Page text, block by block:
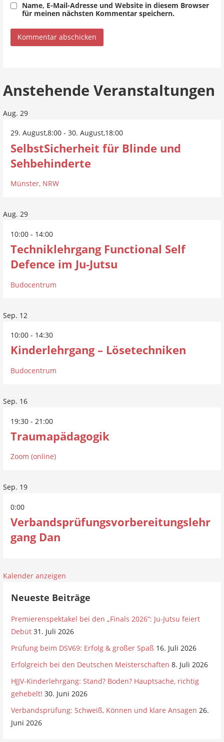
Name, E-Mail-Adresse und Website in diesem Browser
für meinen nächsten Kommentar speichern.
Anstehende Veranstaltungen
Aug.29
29. August,8:00- 30. August,18:00
SelbstSicherheit für Blinde und
Sehbehinderte
Münster, NRW
Aug.29
10:00- 14:00
Techniklehrgang Functional Self
Defence im Ju-Jutsu
Budocentrum
Sep. 12
10:00- 14:30
Kinderlehrgang – Lösetechniken
Budocentrum
Sep. 16
19:30- 21:00
Traumapädagogik
Zoom (online)
Sep. 19
0:00
Verbandsprüfungsvorbereitungslehr
gang Dan
Kalender anzeigen
Neueste Beiträge
Premierenspektakel bei den „Finals 2026“: Ju-Jutsu feiert
Debüt 31. Juli 2026
Prüfung beim DSV69: Erfolg & großer Spaß 16. Juli 2026
Erfolgreich bei den Deutschen Meisterschaften 8. Juli 2026
HJJV-Kinderlehrgang: Stand? Boden? Hauptsache, richtig
gehebelt! 30. Juni 2026
Verbandsprüfung: Schweiß, Können und klare Ansagen 26.
Juni 2026